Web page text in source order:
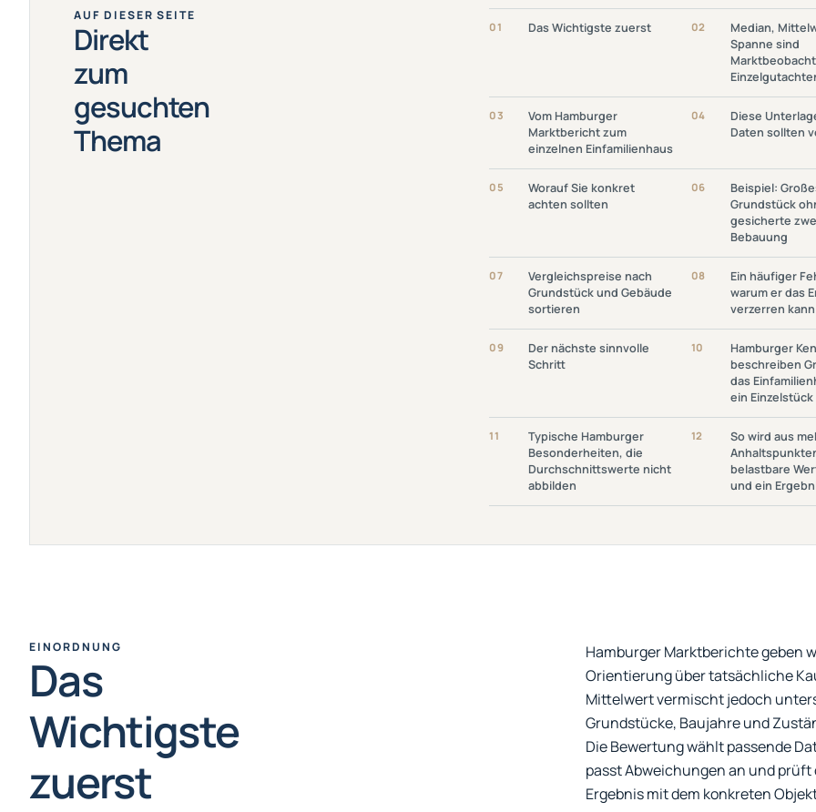
AUF DIESER SEITE
Direkt
zum
gesuchten
Thema
01 Das Wichtigste zuerst
Zuerst
02
Median,
Spanne sind
Und Spanne
03
Vom Hamburger
Marktbericht zum
einzelnen Einfamilienhaus
Marktbericht Zum Einzelnen
Einfamilienhaus
04
Diese
Daten sollten
Und Daten
05
Worauf Sie konkret
achten sollten
Achten Sollten
06
Beispiel:
Grundstück
gesicherte
Bebauung
Grundstück Ohne
Zweite
07
Vergleichspreise nach
Grundstück und Gebäude
sortieren
Nach Grundstück Und Gebäude
Sortieren
08
Ein häufiger
warum er das
verzerren kann
– Und Warum Er
Verzerren
09
Der nächste sinnvolle
Schritt
Sinnvolle Schritt
10
Hamburger
beschreiben
das
ein Einzelstück
Kennzahlen
Gruppen – Das
Bleibt Ein
11
Typische Hamburger
Besonderheiten, die
Durchschnittswerte nicht
abbilden
Hamburger Besonderheiten, Die
Durchschnittswerte Nicht
Abbilden
12
So wird aus
belastbare
und ein
Mehreren
Belastbare
EINORDNUNG
Das
Wichtigste
zuerst
Hamburger Marktberichte geben
Orientierung über tatsächliche
Mittelwert vermischt jedoch
Grundstücke, Baujahre und
Die Bewertung wählt passende
passt Abweichungen an und prüft
Ergebnis mit dem konkreten